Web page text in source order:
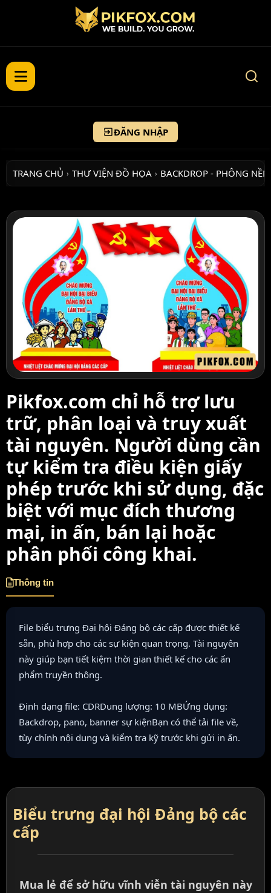
ĐĂNG NHẬP
TRANG CHỦ › THƯ VIỆN ĐỒ HỌA › BACKDROP - PHÔNG NỀN
Pikfox.com chỉ hỗ trợ lưu
trữ, phân loại và truy xuất
tài nguyên. Người dùng cần
tự kiểm tra điều kiện giấy
phép trước khi sử dụng, đặc
biệt với mục đích thương
mại, in ấn, bán lại hoặc
phân phối công khai.
Thông tin
File biểu trưng Đại hội Đảng bộ các cấp được thiết kế
sẵn, phù hợp cho các sự kiện quan trọng. Tài nguyên
này giúp bạn tiết kiệm thời gian thiết kế cho các ấn
phẩm truyền thông.
Định dạng file: CDRDung lượng: 10 MBỨng dụng:
Backdrop, pano, banner sự kiệnBạn có thể tải file về,
tùy chỉnh nội dung và kiểm tra kỹ trước khi gửi in ấn.
Biểu trưng đại hội Đảng bộ các
cấp
Mua lẻ để sở hữu vĩnh viễn tài nguyên này